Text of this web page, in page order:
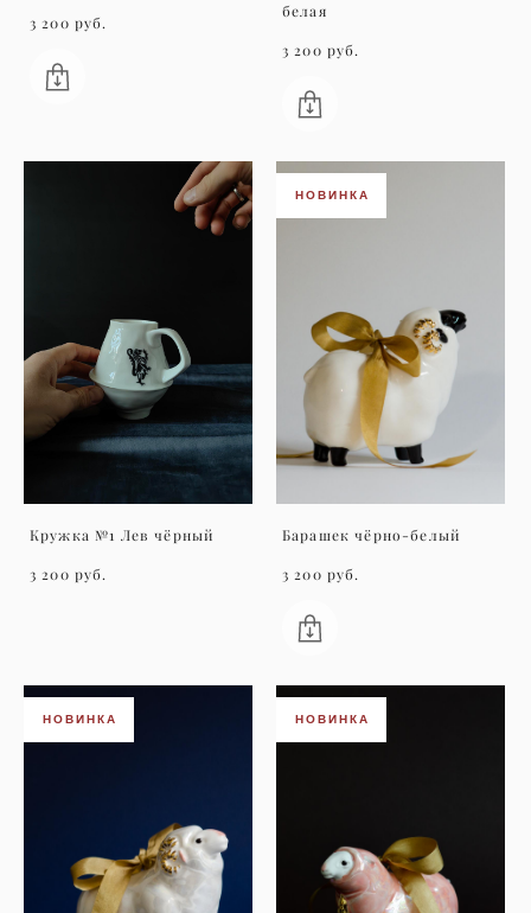
3 200 pуб.
белая
3 200 pуб.
Кружка №1 Лев чёрный
3 200 pуб.
НОВИНКА
Барашек чёрно-белый
3 200 pуб.
НОВИНКА НОВИНКА